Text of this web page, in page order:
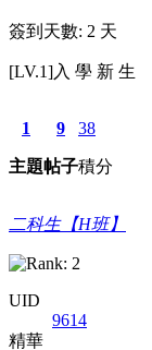
簽到天數: 2 天
[LV.1]入 學 新 生
1
主題
9
帖子
38
積分
二科生【H班】
UID
9614
精華